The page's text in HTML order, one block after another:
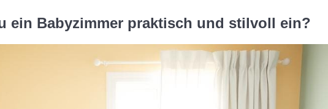
ein Babyzimmer praktisch und stilvoll ein?